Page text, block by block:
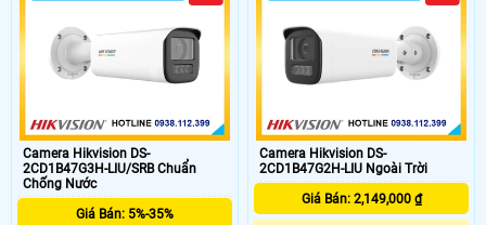
Camera Hikvision DS-
2CD1B47G3H-LIU/SRB Chuẩn
Chống Nước
Giá Bán: 5%-35%
Camera Hikvision DS-
2CD1B47G2H-LIU Ngoài Trời
Giá Bán: 2,149,000 ₫